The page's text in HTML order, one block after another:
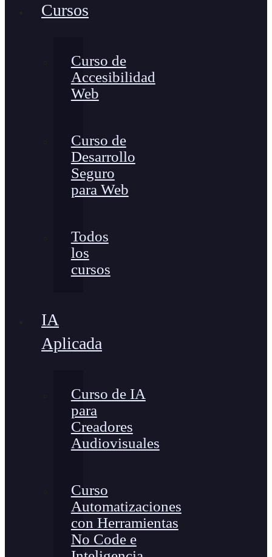
Cursos
Curso de
Accesibilidad
Web
Curso de
Desarrollo
Seguro
para Web
Todos
los
cursos
IA
Aplicada
Curso de IA
para
Creadores
Audiovisuales
Curso
Automatizaciones
con Herramientas
No Code e